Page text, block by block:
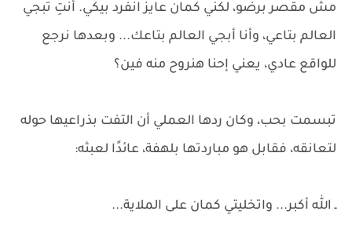
مش مقصر برضو، لكني كمان عايز انفرد بيكي. أنتِ تبجي
العالم بتاعي، وأنا أبجي العالم بتاعك... وبعدها نرجع
للواقع عادي، يعني إحنا هنروح منه فين؟
تبسمت بحب، وكان ردها العملي أن التفت بذراعيها حوله
لتعانقه، فقابل هو مباردتها بلهفة، عائدًا لعبثه:
ـ الله أكبر... واتخليتي كمان على الملاية...